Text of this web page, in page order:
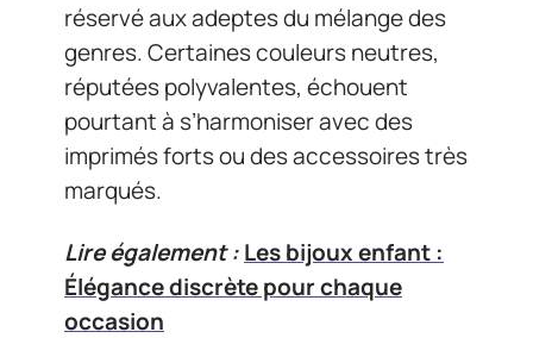
réservé aux adeptes du mélange des
genres. Certaines couleurs neutres,
réputées polyvalentes, échouent
pourtant à s’harmoniser avec des
imprimés forts ou des accessoires très
marqués.
Lire également :Les bijoux enfant :
Élégance discrète pour chaque
occasion